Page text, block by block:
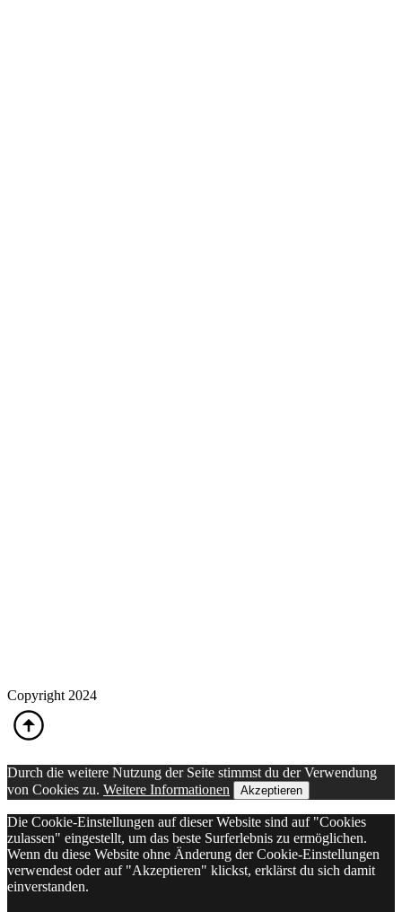
Copyright 2024
Durch die weitere Nutzung der Seite stimmst du der Verwendung
von Cookies zu. Weitere Informationen Akzeptieren
Die Cookie-Einstellungen auf dieser Website sind auf "Cookies
zulassen" eingestellt, um das beste Surferlebnis zu ermöglichen.
Wenn du diese Website ohne Änderung der Cookie-Einstellungen
verwendest oder auf "Akzeptieren" klickst, erklärst du sich damit
einverstanden.